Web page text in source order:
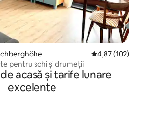
Scor mediu de
4,87 (102)
pentru schi și drumeții
acasă și tarife lunare
excelente